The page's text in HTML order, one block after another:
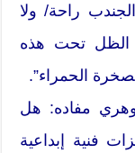
راحة/ ولا
الظل تحت هذه
الحمراء”.
مفاده: هل
فنية إبداعية